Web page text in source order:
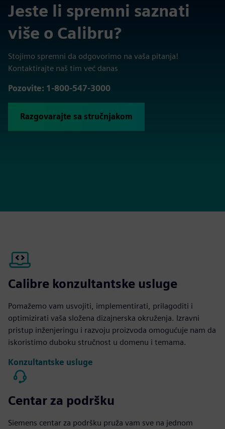
Jeste li spremni saznati
više o Calibru?
Stojimo spremni da odgovorimo na vaša pitanja!
Kontaktirajte naš tim već danas
Pozovite: 1-800-547-3000
Razgovarajte sa stručnjakom
Calibre konzultantske usluge
Pomažemo vam usvojiti, implementirati, prilagoditi i
optimizirati vaša složena dizajnerska okruženja. Izravni
pristup inženjeringu i razvoju proizvoda omogućuje nam da
iskoristimo duboku stručnost u domenu i temama.
Konzultantske usluge
Centar za podršku
Siemens centar za podršku pruža vam sve na jednom